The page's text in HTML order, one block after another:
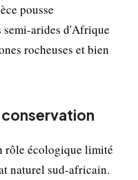
pousse
semi-arides d'Afrique
rocheuses et bien
rôle écologique limité
naturel sud-africain.